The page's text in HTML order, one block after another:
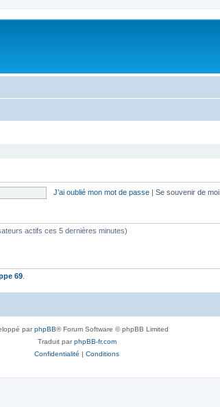
J’ai oublié mon mot de passe | Se souvenir de moi
actifs ces 5 dernières minutes)
69
parphpBB® Forum Software © phpBB Limited
Traduit parphpBB-fr.com
Confidentialité | Conditions